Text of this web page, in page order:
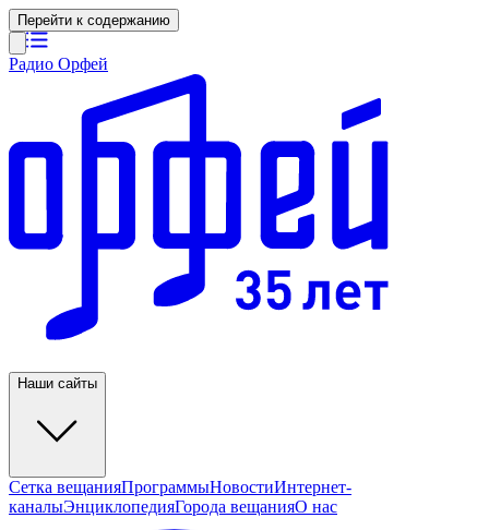
Перейти к содержанию
Радио Орфей
Наши сайты
Сетка вещанияПрограммыНовостиИнтернет-
каналыЭнциклопедияГорода вещанияО нас